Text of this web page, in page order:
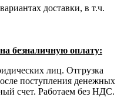
доставки, в т.ч.
безналичную оплату:
лиц. Отгрузка
поступления денежных
счет. Работаем без НДС.